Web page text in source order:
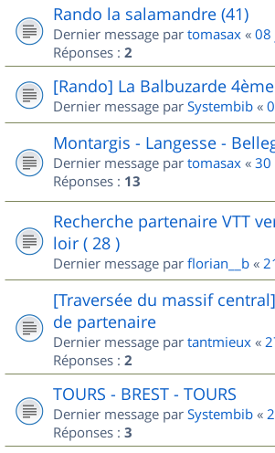
Rando la salamandre (41)
Dernier message par tomasax « 08
Réponses : 2
[Rando] La Balbuzarde
Dernier message par Systembib «
Montargis - Langesse -
Dernier message par tomasax « 30
Réponses : 13
Recherche partenaire VTT
loir ( 28 )
Dernier message par florian__b «
[Traversée du massif
de partenaire
Dernier message par tantmieux «
Réponses : 2
TOURS - BREST - TOURS
Dernier message par Systembib «
Réponses : 3